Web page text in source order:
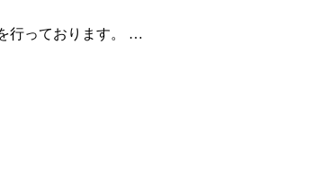
行っております。 …